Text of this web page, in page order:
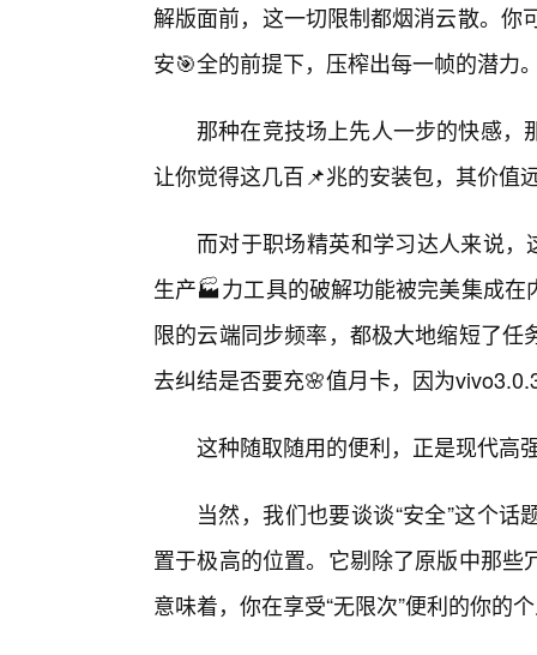
解版面前，这一切限制都烟消云散。你
安🎯全的前提下，压榨出每一帧的潜力
那种在竞技场上先人一步的快感
让你觉得这几百📌兆的安装包，其价值
而对于职场精英和学习达人来说，
生产🏭力工具的破解功能被完美集成
限的云端同步频率，都极大地缩短了
去纠结是否要充🌸值月卡，因为
这种随取随用的便利，正是现代高
当然，我们也要谈谈“安全”这个
置于极高的位置。它剔除了原版中那
意味着，你在享受“无限次”便利的你的